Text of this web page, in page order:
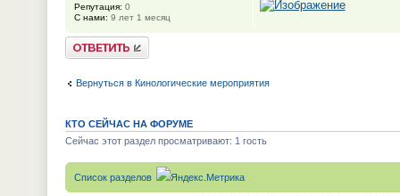
Репутация: 0
С нами: 9 лет 1 месяц
Ответить
Вернуться в Кинологические мероприятия
КТО СЕЙЧАС НА ФОРУМЕ
Сейчас этот раздел просматривают: 1 гость
Список разделов